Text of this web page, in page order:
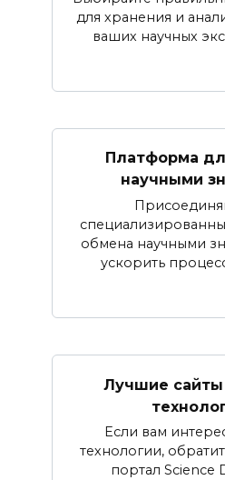
для хранения и
ваших научных
Платформа
научными
обмена научными
ускорить
Лучшие сайты
Если вам
технологии,
портал Science